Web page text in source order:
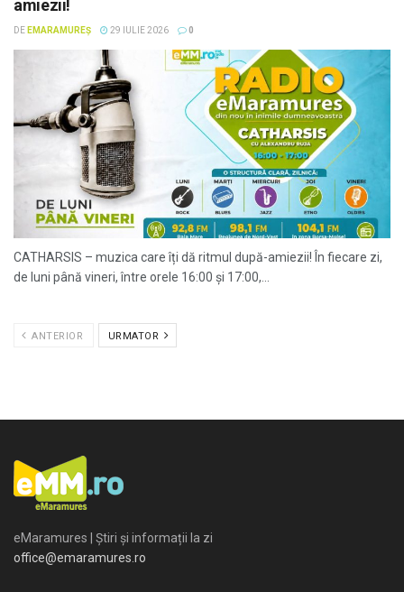
amiezii!
DE EMARAMUREȘ 29 IULIE 2026 0
CATHARSIS – muzica care îți dă ritmul după-amiezii! În fiecare zi,
de luni până vineri, între orele 16:00 și 17:00,...
ANTERIOR URMATOR
eMaramures | Știri și informații la zi
office@emaramures.ro